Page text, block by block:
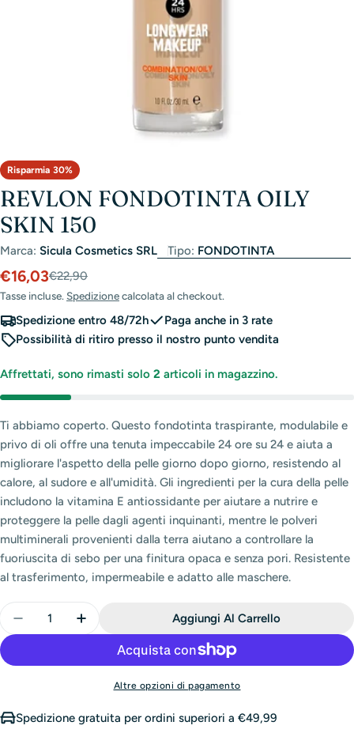
Risparmia 30%
REVLON FONDOTINTA OILY
SKIN 150
Marca: Sicula Cosmetics SRL Tipo: FONDOTINTA
Prezzo
scontato
€16,03
Prezzo
di
listino
€22,90
Tasse incluse. Spedizionecalcolata al checkout.
Spedizione entro 48/72h
Paga anche in 3 rate
Possibilità di ritiro presso il nostro punto vendita
Affrettati, sono rimasti solo 2 articoli in magazzino.
Ti abbiamo coperto. Questo fondotinta traspirante, modulabile e
privo di oli offre una tenuta impeccabile 24 ore su 24 e aiuta a
migliorare l'aspetto della pelle giorno dopo giorno, resistendo al
calore, al sudore e all'umidità. Gli ingredienti per la cura della pelle
includono la vitamina E antiossidante per aiutare a nutrire e
proteggere la pelle dagli agenti inquinanti, mentre le polveri
multiminerali provenienti dalla terra aiutano a controllare la
fuoriuscita di sebo per una finitura opaca e senza pori. Resistente
al trasferimento, impermeabile e adatto alle maschere.
Diminuisci La Quantità Di REVLON FONDOTINTA
Aumenta La Quantità Di REVLON
Aggiungi Al Carrello
Altre opzioni di pagamento
Spedizione gratuita per ordini superiori a €49,99